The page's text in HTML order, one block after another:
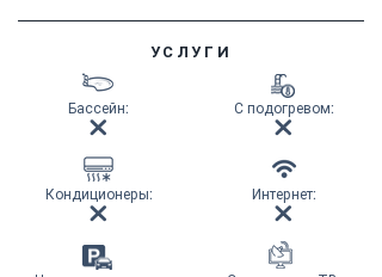
УСЛУГИ
Бассейн:
Кондиционеры:
С подогревом:
Интернет: